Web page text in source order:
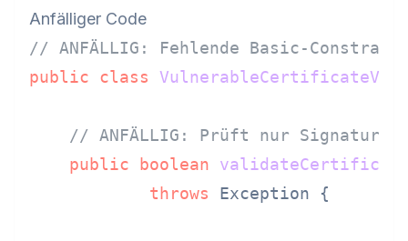
Anfälliger Code
// ANFÄLLIG: Fehlende Basic-
public
class
// ANFÄLLIG: Prüft nur
public
boolean
throws Exception {